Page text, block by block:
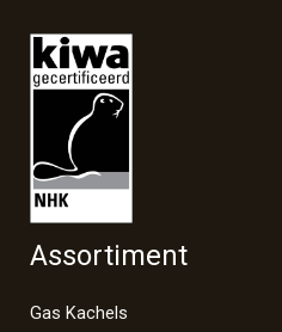
Assortiment
Gas Kachels